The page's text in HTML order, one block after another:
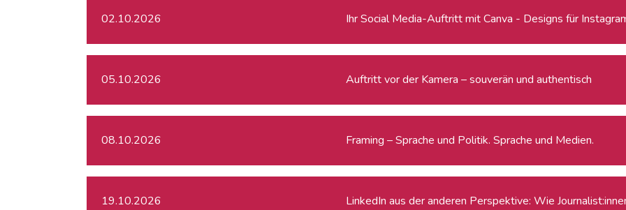
02.10.2026 Ihr Social Media-Auftritt mit Canva - Designs für
05.10.2026 Auftritt vor der Kamera – souverän und authentisch
08.10.2026 Framing – Sprache und Politik. Sprache und Medien.
19.10.2026 LinkedIn aus der anderen Perspektive: Wie